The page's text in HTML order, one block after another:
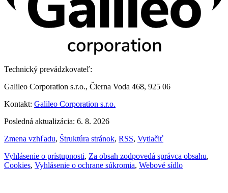
Technický prevádzkovateľ:
Galileo Corporation s.r.o., Čierna Voda 468, 925 06
Kontakt: Galileo Corporation s.r.o.
Posledná aktualizácia: 6. 8. 2026
Zmena vzhľadu, Štruktúra stránok, RSS, Vytlačiť
Vyhlásenie o prístupnosti, Za obsah zodpovedá správca obsahu,
Cookies, Vyhlásenie o ochrane súkromia, Webové sídlo